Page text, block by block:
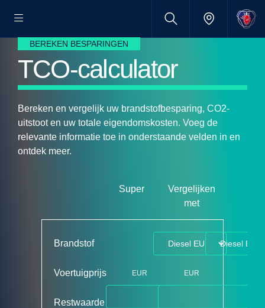
BEREKEN BESPARINGEN
TCO-calculator
Bereken en vergelijk uw brandstofbesparing, CO2-
uitstoot en uw totale eigendomskosten. Voeg de
relevante informatie toe in onderstaande velden in en
ontdek meer.
Super
Vergelijken
met
Brandstof
Voertuigprijs
Restwaarde
EUR EUR